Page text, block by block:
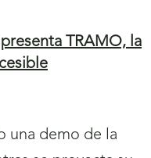
TRAMO, la